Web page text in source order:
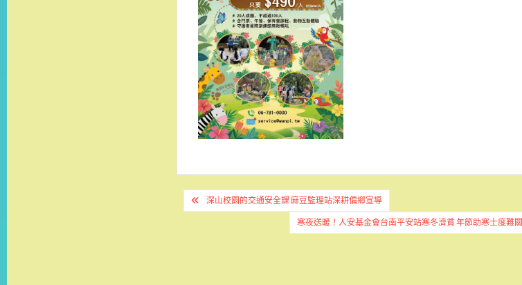
文
章
深山校園的交通安全課 麻豆監理站深耕偏鄉宣導
寒夜送暖！人安基金會台南平安站寒冬濟貧 年節助寒士度難關